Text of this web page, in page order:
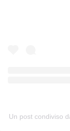
Un post condiviso